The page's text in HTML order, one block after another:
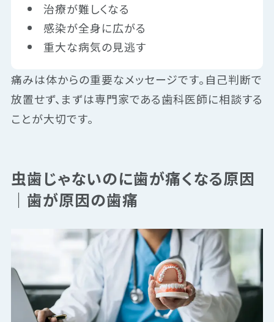
治療が難しくなる
感染が全身に広がる
重大な病気の見逃す
痛みは体からの重要なメッセージです。自己判断で
放置せず、まずは専門家である歯科医師に相談する
ことが大切です。
虫歯じゃないのに歯が痛くなる原因
｜歯が原因の歯痛